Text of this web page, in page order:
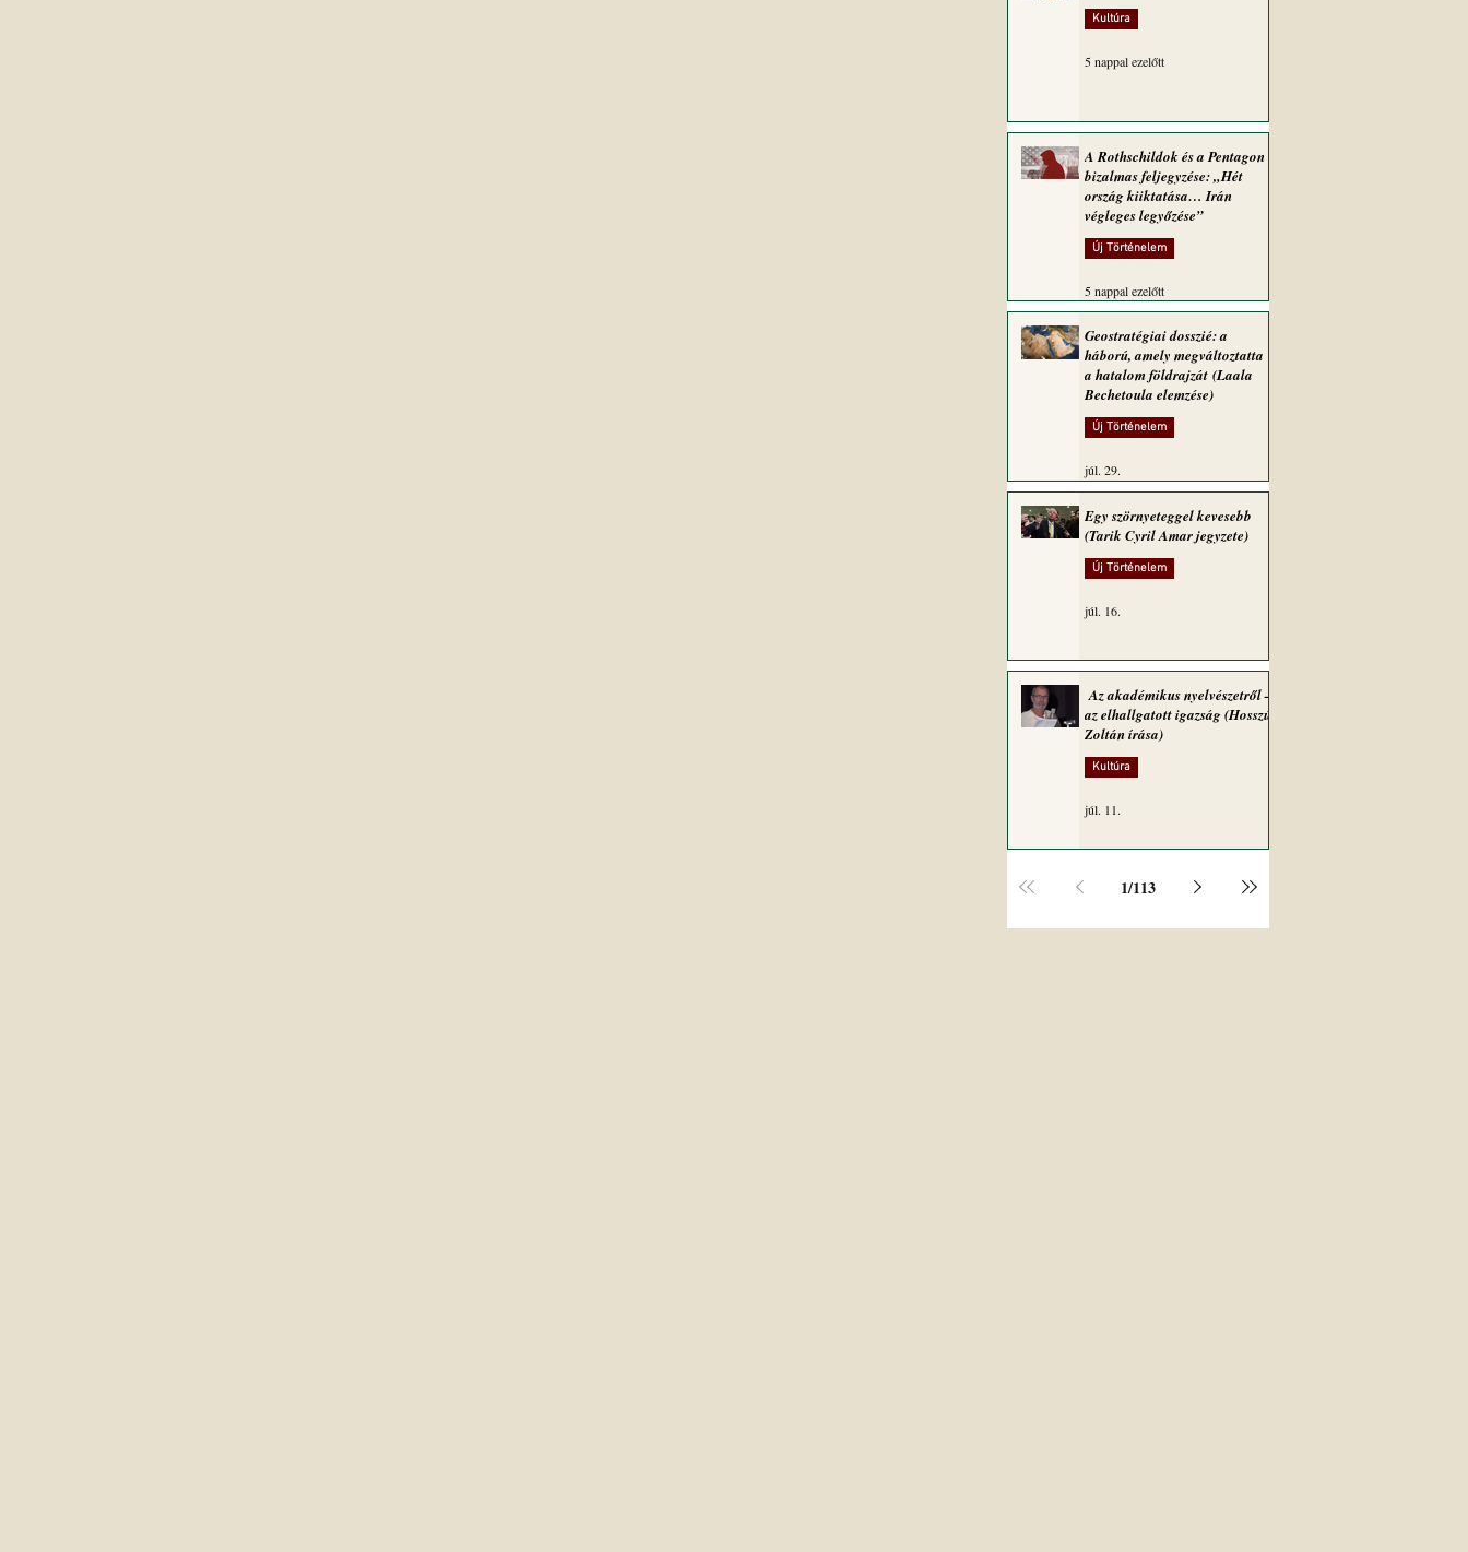
Kultúra
5 nappal ezelőtt
A Rothschildok és a Pentagon
bizalmas feljegyzése: „Hét
ország kiiktatása… Irán
végleges legyőzése”
Új Történelem
5 nappal ezelőtt
Geostratégiai dosszié: a
háború, amely megváltoztatta
a hatalom földrajzát (Laala
Bechetoula elemzése)
Új Történelem
júl. 29.
Egy szörnyeteggel kevesebb
(Tarik Cyril Amar jegyzete)
Új Történelem
júl. 16.
Az akadémikus nyelvészetről –
az elhallgatott igazság (Hosszú
Zoltán írása)
Kultúra
júl. 11.
1/113